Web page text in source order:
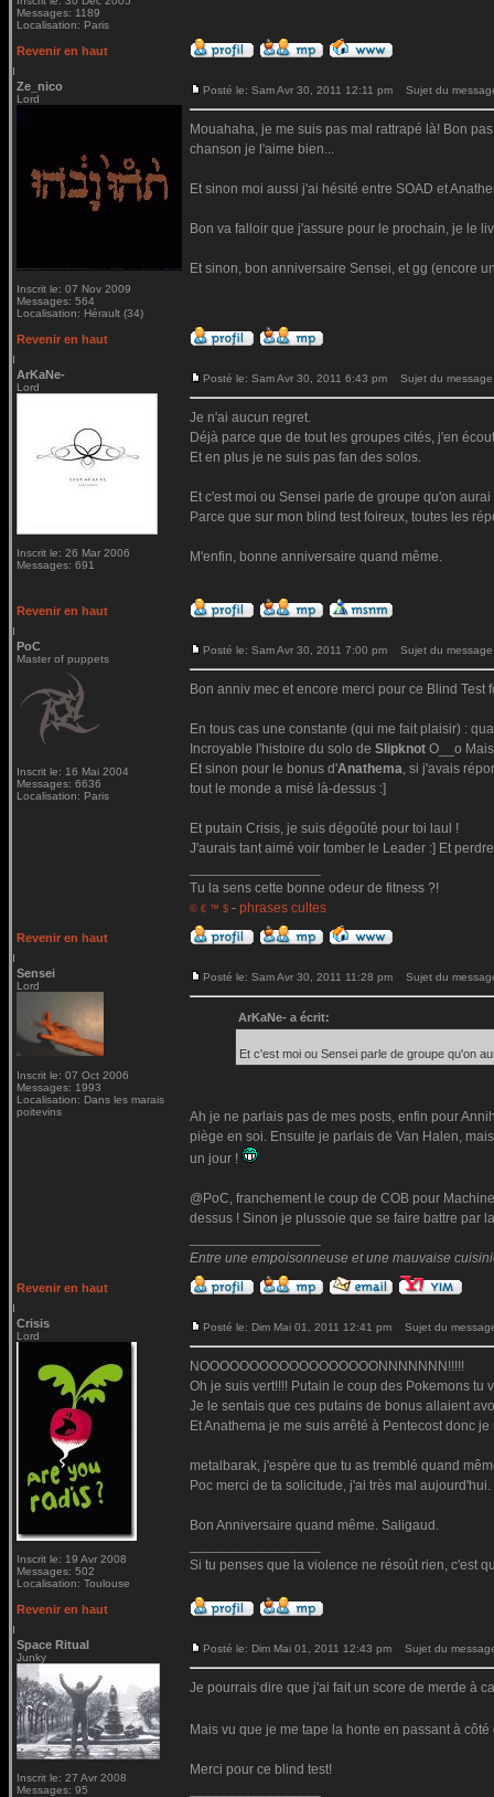
Messages: 1189
Localisation: Paris
Revenir en haut
Ze_nico
Lord
Inscrit le: 07 Nov 2009
Messages: 564
Localisation: Hérault (34)
Posté le: Sam Avr 30, 2011 12:11 pm Sujet du
Mouahaha, je me suis pas mal rattrapé là! Bon
chanson je l'aime bien...
Et sinon moi aussi j'ai hésité entre SOAD et
Bon va falloir que j'assure pour le prochain, je le
Et sinon, bon anniversaire Sensei, et gg (encore
Revenir en haut
ArKaNe-
Lord
Inscrit le: 26 Mar 2006
Messages: 691
Posté le: Sam Avr 30, 2011 6:43 pm Sujet du
Je n'ai aucun regret.
Déjà parce que de tout les groupes cités, j'en
Et en plus je ne suis pas fan des solos.
Et c'est moi ou Sensei parle de groupe qu'on
Parce que sur mon blind test foireux, toutes les
M'enfin, bonne anniversaire quand même.
Revenir en haut
PoC
Master of puppets
Inscrit le: 16 Mai 2004
Messages: 6636
Localisation: Paris
Posté le: Sam Avr 30, 2011 7:00 pm Sujet du
Bon anniv mec et encore merci pour ce Blind Test
En tous cas une constante (qui me fait plaisir) :
Incroyable l'histoire du solo de Slipknot O__o
Et sinon pour le bonus d'Anathema, si j'avais
tout le monde a misé là-dessus :]
Et putain Crisis, je suis dégoûté pour toi laul !
J'aurais tant aimé voir tomber le Leader :] Et
Tu la sens cette bonne odeur de fitness ?!
© € ™ $ - phrases cultes
Revenir en haut
Sensei
Lord
Inscrit le: 07 Oct 2006
Messages: 1993
Localisation: Dans les marais
poitevins
Posté le: Sam Avr 30, 2011 11:28 pm Sujet du
ArKaNe- a écrit:
Et c'est moi ou Sensei parle de groupe qu'on
Ah je ne parlais pas de mes posts, enfin pour
piège en soi. Ensuite je parlais de Van Halen,
un jour !
@PoC, franchement le coup de COB pour
dessus ! Sinon je plussoie que se faire battre par
Entre une empoisonneuse et une mauvaise
Revenir en haut
Crisis
Lord
Inscrit le: 19 Avr 2008
Messages: 502
Localisation: Toulouse
Posté le: Dim Mai 01, 2011 12:41 pm Sujet du
NOOOOOOOOOOOOOOOOOONNNNNNN!!!!!
Oh je suis vert!!!! Putain le coup des Pokemons tu
Je le sentais que ces putains de bonus allaient
Et Anathema je me suis arrêté à Pentecost donc
metalbarak, j'espère que tu as tremblé quand
Poc merci de ta solicitude, j'ai très mal aujourd'hui.
Bon Anniversaire quand même. Saligaud.
Si tu penses que la violence ne résoût rien, c'est
Revenir en haut
Space Ritual
Junky
Inscrit le: 27 Avr 2008
Messages: 95
Posté le: Dim Mai 01, 2011 12:43 pm Sujet du
Je pourrais dire que j'ai fait un score de merde à
Mais vu que je me tape la honte en passant à
Merci pour ce blind test!